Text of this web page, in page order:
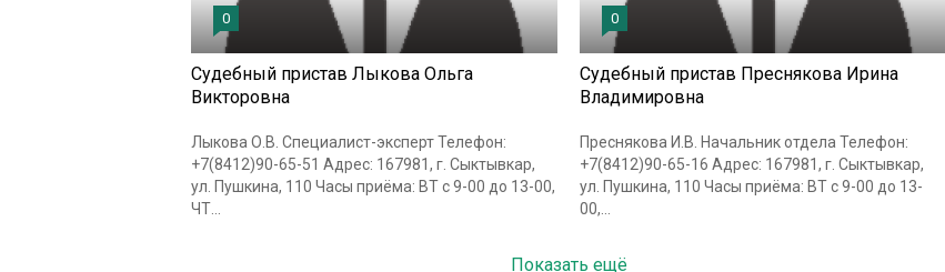
0
Судебный пристав Лыкова Ольга
Викторовна
Лыкова О.В. Специалист-эксперт Телефон:
+7(8412)90-65-51 Адрес: 167981, г. Сыктывкар,
ул. Пушкина, 110 Часы приёма: ВТ с 9-00 до 13-00,
ЧТ...
0
Судебный пристав Преснякова Ирина
Владимировна
Преснякова И.В. Начальник отдела Телефон:
+7(8412)90-65-16 Адрес: 167981, г. Сыктывкар,
ул. Пушкина, 110 Часы приёма: ВТ с 9-00 до 13-
00,...
Показать ещё